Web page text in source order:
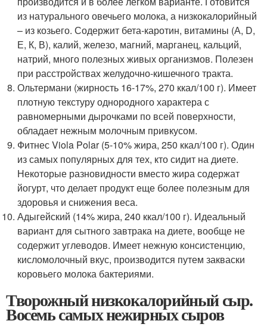
из натурального овечьего молока, а низкокалорийный
– из козьего. Содержит бета-каротин, витамины (А, D,
Е, К, В), калий, железо, магний, марганец, кальций,
натрий, много полезных живых организмов. Полезен
при расстройствах желудочно-кишечного тракта.
Ольтермани (жирность 16-17%, 270 ккал/100 г). Имеет
плотную текстуру однородного характера с
равномерными дырочками по всей поверхности,
обладает нежным молочным привкусом.
Фитнес Viola Polar (5-10% жира, 250 ккал/100 г). Один
из самых популярных для тех, кто сидит на диете.
Некоторые разновидности вместо жира содержат
йогурт, что делает продукт еще более полезным для
здоровья и снижения веса.
Адыгейский (14% жира, 240 ккал/100 г). Идеальный
вариант для сытного завтрака на диете, вообще не
содержит углеводов. Имеет нежную консистенцию,
кисломолочный вкус, производится путем закваски
коровьего молока бактериями.
Творожный низкокалорийный сыр.
Восемь самых нежирных сыров